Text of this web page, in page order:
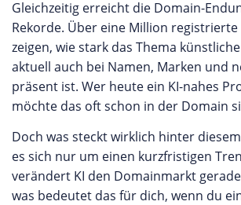
Gleichzeitig erreicht die Domain-
Rekorde. Über eine Million registrierte
zeigen, wie stark das Thema
aktuell auch bei Namen, Marken und
präsent ist. Wer heute ein KI-nahes
möchte das oft schon in der Domain
Doch was steckt wirklich hinter
es sich nur um einen kurzfristigen
verändert KI den Domainmarkt
was bedeutet das für dich, wenn du